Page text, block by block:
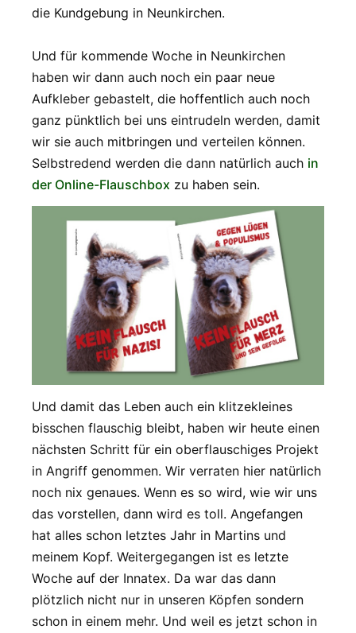
die Kundgebung in Neunkirchen.
Und für kommende Woche in Neunkirchen
haben wir dann auch noch ein paar neue
Aufkleber gebastelt, die hoffentlich auch noch
ganz pünktlich bei uns eintrudeln werden, damit
wir sie auch mitbringen und verteilen können.
Selbstredend werden die dann natürlich auch in
der Online-Flauschbox zu haben sein.
Und damit das Leben auch ein klitzekleines
bisschen flauschig bleibt, haben wir heute einen
nächsten Schritt für ein oberflauschiges Projekt
in Angriff genommen. Wir verraten hier natürlich
noch nix genaues. Wenn es so wird, wie wir uns
das vorstellen, dann wird es toll. Angefangen
hat alles schon letztes Jahr in Martins und
meinem Kopf. Weitergegangen ist es letzte
Woche auf der Innatex. Da war das dann
plötzlich nicht nur in unseren Köpfen sondern
schon in einem mehr. Und weil es jetzt schon in